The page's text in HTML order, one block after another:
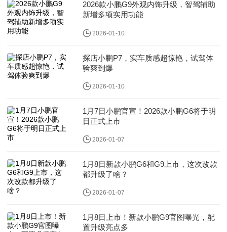
2026款小鹏G9外观内饰升级，智驾辅助
新增多项实用功能
2026-01-10
探店小鹏P7，实车质感超惊艳，试驾体
验爽到爆
2026-01-10
1月7日小鹏官宣！2026款小鹏G6将于明
日正式上市
2026-01-07
1月8日新款小鹏G6和G9上市，这次改款
都升级了啥？
2026-01-07
1月8日上市！新款小鹏G9官图曝光，配
置升级亮点多